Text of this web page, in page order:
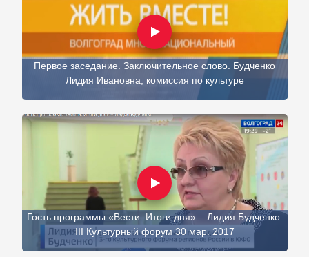
Первое заседание. Заключительное слово. Будченко
Лидия Ивановна, комиссия по культуре
Гость программы «Вести. Итоги дня» – Лидия Будченко.
III Культурный форум 30 мар. 2017